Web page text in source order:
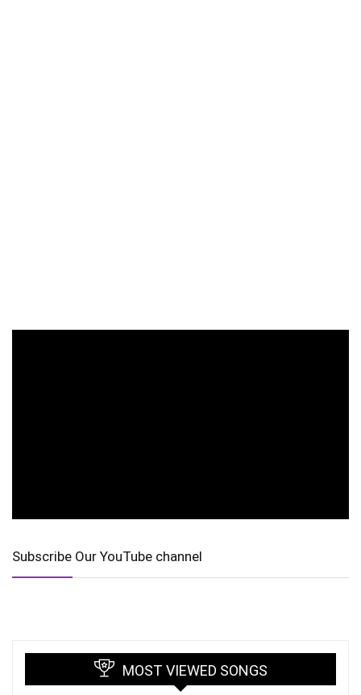
Subscribe Our YouTube channel
MOST VIEWED SONGS